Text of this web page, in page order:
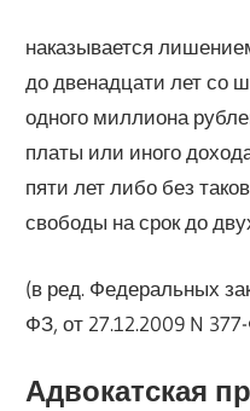
наказывается
до двенадцати лет со
одного миллиона
платы или иного
пяти лет либо без
свободы на срок до
(в ред. Федеральных
ФЗ, от 27.12.2009 N
Адвокатская